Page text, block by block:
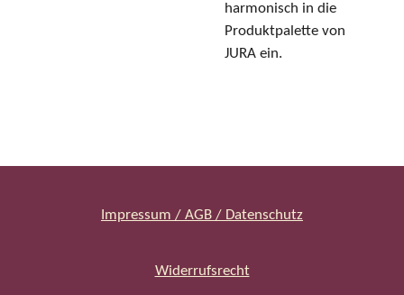
harmonisch in die
Produktpalette von
JURA ein.
Impressum / AGB / Datenschutz
Widerrufsrecht